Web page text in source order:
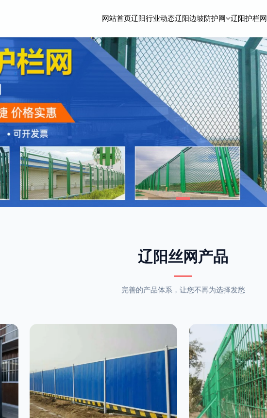
网站首页辽阳行业动态辽阳边坡防护网 辽阳护栏网
辽阳丝网产品
完善的产品体系，让您不再为选择发愁